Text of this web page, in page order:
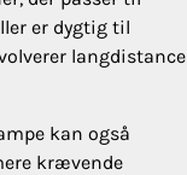
er dygtig til
langdistance
kan også
krævende